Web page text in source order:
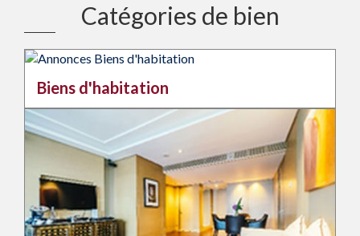
Catégories de bien
Biens d'habitation